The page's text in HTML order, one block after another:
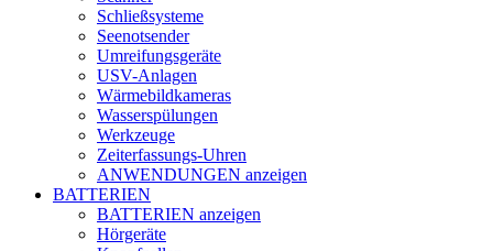
Schließsysteme
Seenotsender
Umreifungsgeräte
USV-Anlagen
Wärmebildkameras
Wasserspülungen
Werkzeuge
Zeiterfassungs-Uhren
ANWENDUNGEN anzeigen
BATTERIEN
BATTERIEN anzeigen
Hörgeräte